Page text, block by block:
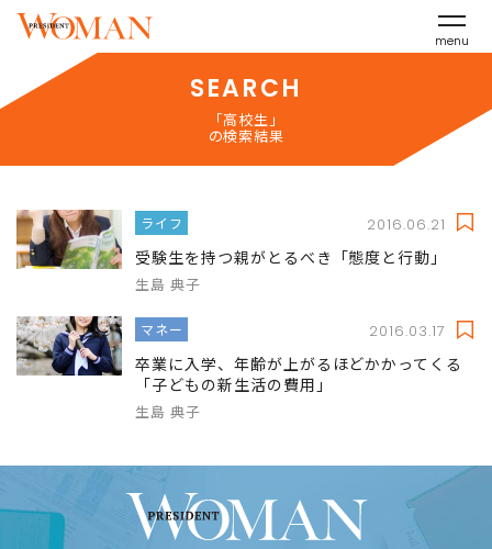
menu
SEARCH
「高校生」
の検索結果
ライフ 2016.06.21
受験生を持つ親がとるべき「態度と行動」
生島 典子
マネー 2016.03.17
卒業に入学、年齢が上がるほどかかってくる
「子どもの新生活の費用」
生島 典子